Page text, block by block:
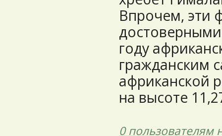
Впрочем, эти
году
гражданским
африканской
на высоте
0 пользователям